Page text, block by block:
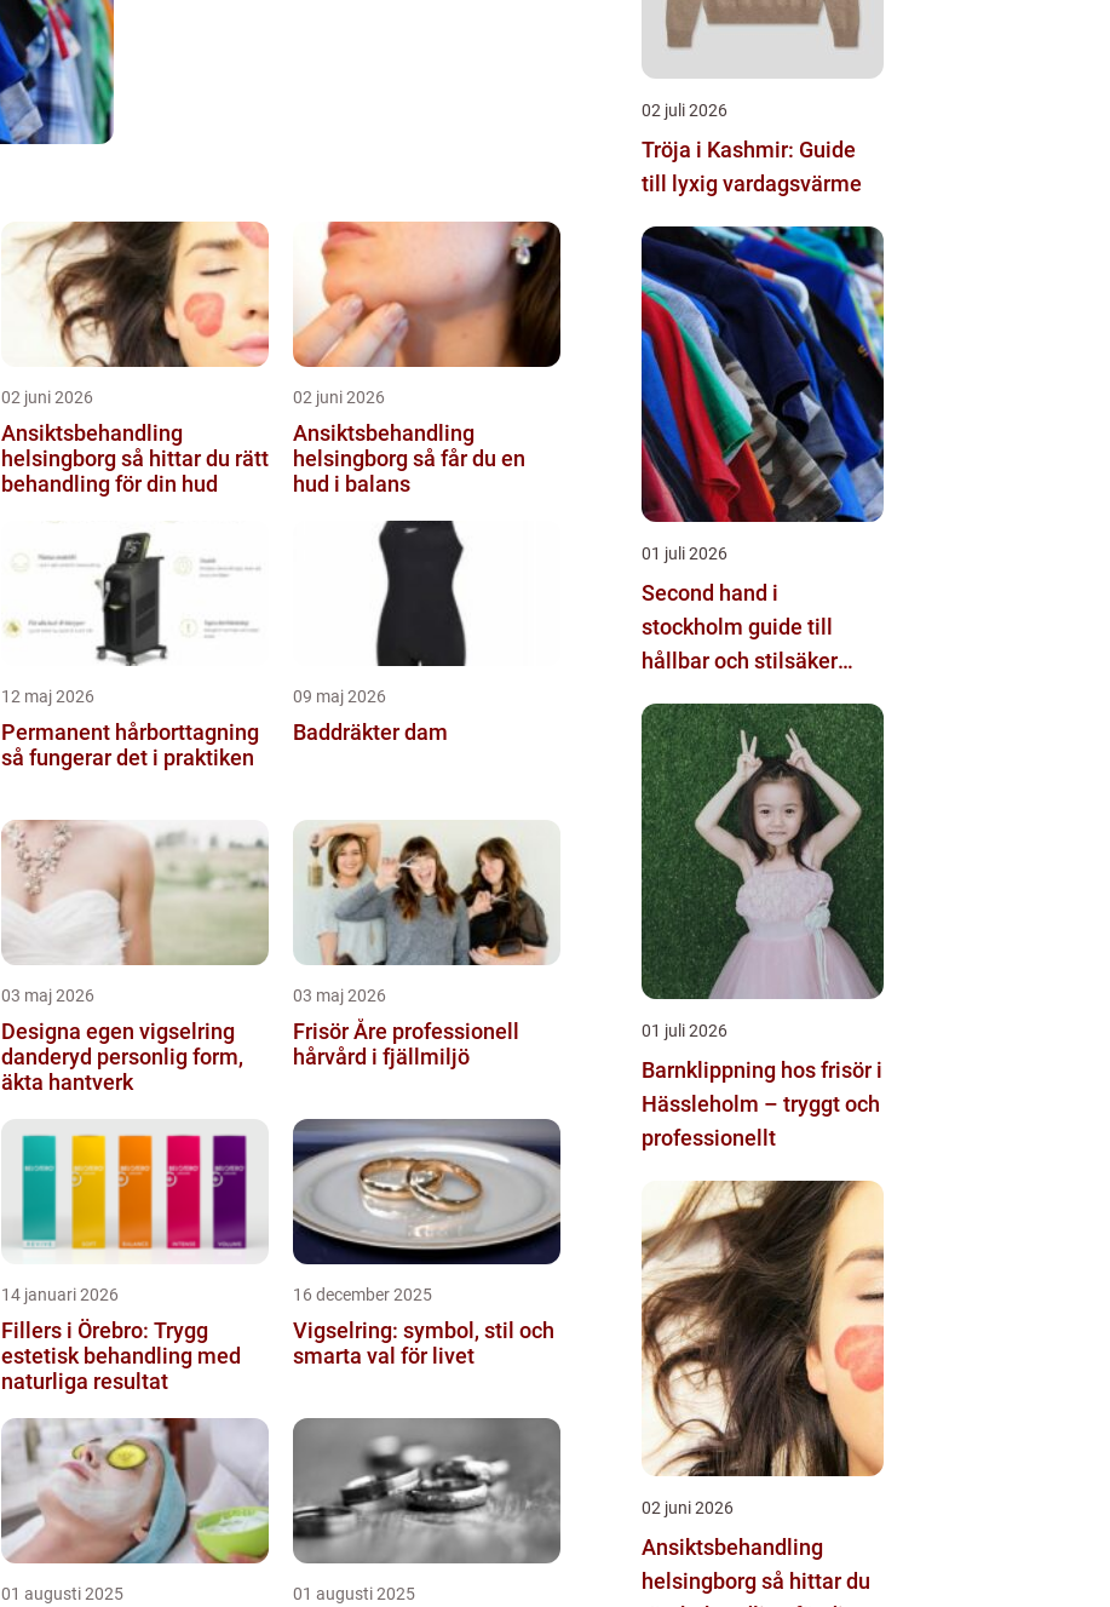
02 juni 2026
Ansiktsbehandling
helsingborg så hittar du rätt
behandling för din hud
02 juni 2026
Ansiktsbehandling
helsingborg så får du en
hud i balans
12 maj 2026
Permanent hårborttagning
så fungerar det i praktiken
09 maj 2026
Baddräkter dam
03 maj 2026
Designa egen vigselring
danderyd personlig form,
äkta hantverk
03 maj 2026
Frisör Åre professionell
hårvård i fjällmiljö
14 januari 2026
Fillers i Örebro: Trygg
estetisk behandling med
naturliga resultat
16 december 2025
Vigselring: symbol, stil och
smarta val för livet
01 augusti 2025 01 augusti 2025
02 juli 2026
Tröja i Kashmir: Guide
till lyxig vardagsvärme
01 juli 2026
Second hand i
stockholm guide till
hållbar och stilsäker
01 juli 2026
Barnklippning hos frisör i
Hässleholm – tryggt och
professionellt
02 juni 2026
Ansiktsbehandling
helsingborg så hittar du